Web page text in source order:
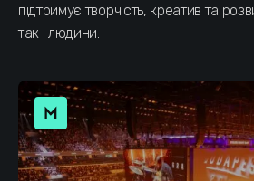
підтримує творчість, креатив та
так і людини.